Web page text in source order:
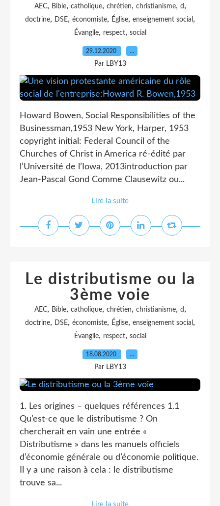
AEC, Bible, catholique, chrétien, christianisme, d ,
doctrine, DSE, économiste, Église, enseignement social ,
Évangile, respect, social
29.12.2020 …
Par LBY13
Howard Bowen, Social Responsibilities of the
Businessman,1953 New York, Harper, 1953
copyright initial: Federal Council of the
Churches of Christ in America ré-édité par
l’Université de l’Iowa, 2013introduction par
Jean-Pascal Gond Comme Clausewitz ou...
Lire la suite
Le distributisme ou la
3ème voie
AEC, Bible, catholique, chrétien, christianisme, d ,
doctrine, DSE, économiste, Église, enseignement social ,
Évangile, respect, social
18.08.2020 …
Par LBY13
1. Les origines – quelques références 1.1
Qu’est-ce que le distributisme ? On
chercherait en vain une entrée «
Distributisme » dans les manuels officiels
d’économie générale ou d’économie politique.
Il y a une raison à cela : le distributisme
trouve sa...
Lire la suite